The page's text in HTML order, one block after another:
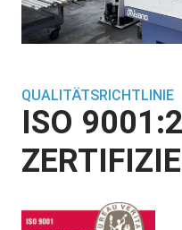
QUALITÄTSRICHTLINIE
ISO